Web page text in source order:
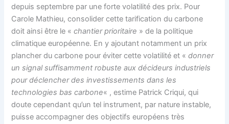
depuis septembre par une forte volatilité des prix. Pour
Carole Mathieu, consolider cette tarification du carbone
doit ainsi être le «chantier prioritaire » de la politique
climatique européenne. En y ajoutant notamment un prix
plancher du carbone pour éviter cette volatilité et «donner
un signal suffisamment robuste aux décideurs industriels
pour déclencher des investissements dans les
technologies bas carbone« , estime Patrick Criqui, qui
doute cependant qu’un tel instrument, par nature instable,
puisse accompagner des objectifs européens très